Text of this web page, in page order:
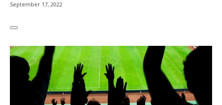
September 17, 2022